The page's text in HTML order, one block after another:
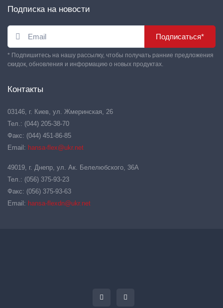
Подписка на новости
Подписаться*
* Подпишитесь на нашу рассылку, чтобы получать ранние предложения
скидок, обновления и информацию о новых продуктах.
Контакты
03146, г. Киев, ул. Жмеринская, 26
Тел.: (044) 205-38-70
Факс: (044) 451-86-85
Email: hansa-flex@ukr.net
49019, г. Днепр, ул. Ак. Белелюбского, 36А
Тел.: (056) 375-93-23
Факс: (056) 375-93-63
Email: hansa-flexdn@ukr.net